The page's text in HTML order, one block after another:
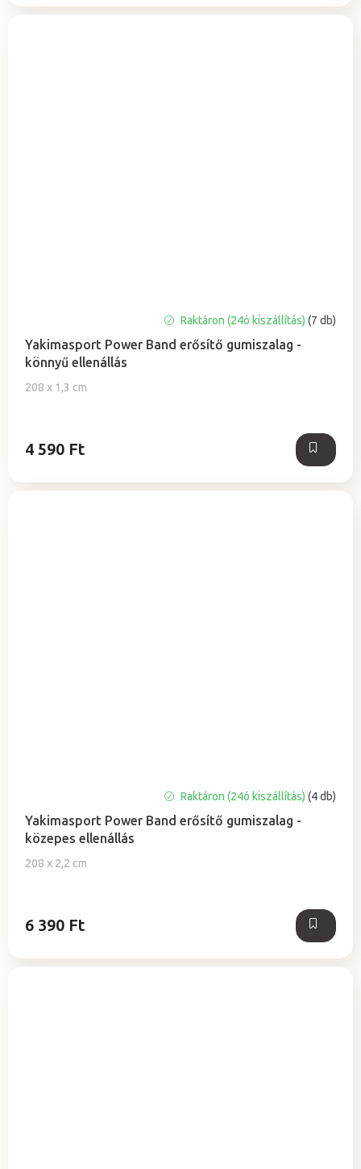
Yakimasport Power Band erősítő gumiszalag -
könnyű ellenállás
208 x 1,3 cm
termék
átlagos
értékelése
5-
Raktáron (24ó kiszállítás)(7 db)
4 590 Ft
Yakimasport Power Band erősítő gumiszalag -
közepes ellenállás
208 x 2,2 cm
Raktáron (24ó kiszállítás) (4 db)
6 390 Ft